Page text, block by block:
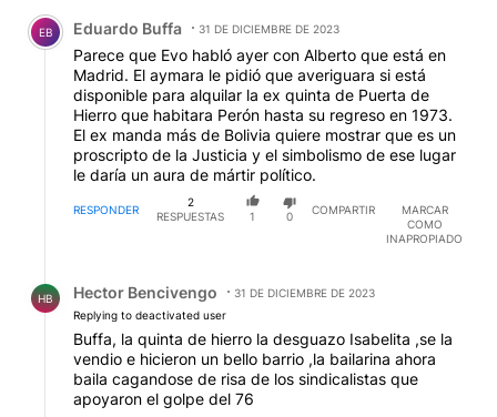
Comentario de Eduardo Buffa.
EB Eduardo Buffa 31 DE DICIEMBRE DE 2023
Parece que Evo habló ayer con Alberto que está en
Madrid. El aymara le pidió que averiguara si está
disponible para alquilar la ex quinta de Puerta de
Hierro que habitara Perón hasta su regreso en 1973.
El ex manda más de Bolivia quiere mostrar que es un
proscripto de la Justicia y el simbolismo de ese lugar
le daría un aura de mártir político.
RESPONDER
2
RESPUESTAS
1 0
COMPARTIR
MARCAR
COMO
INAPROPIADO
HB Hector Bencivengo
31 DE DICIEMBRE DE 2023
Replying to deactivated user
Buffa, la quinta de hierro la desguazo Isabelita ,se la
vendio e hicieron un bello barrio ,la bailarina ahora
baila cagandose de risa de los sindicalistas que
apoyaron el golpe del 76